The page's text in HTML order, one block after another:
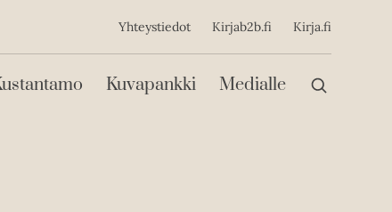
Yhteystiedot Kirjab2b.fi Kirja.fi
Kuvapankki Medialle